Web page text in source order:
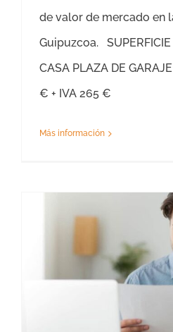
de valor de mercado en
Guipuzcoa.
CASA PLAZA DE
€ + IVA 265 €
Más información